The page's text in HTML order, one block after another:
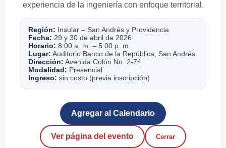
experiencia de la ingeniería con enfoque territorial.
Región: Insular – San Andrés y Providencia
Fecha: 29 y 30 de abril de 2026
Horario: 8:00 a. m. – 5:00 p. m.
Lugar: Auditorio Banco de la República, San Andrés
Dirección: Avenida Colón No. 2-74
Modalidad: Presencial
Ingreso: sin costo (previa inscripción)
Agregar al Calendario
Ver página del evento Cerrar